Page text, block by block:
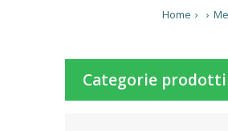
Home › ›
Categorie prodotti